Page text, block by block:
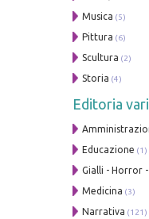
Musica (5)
Pittura (6)
Scultura (2)
Storia (4)
Editoria
Educazione (1)
Gialli - Horror
Medicina (3)
Narrativa (121)